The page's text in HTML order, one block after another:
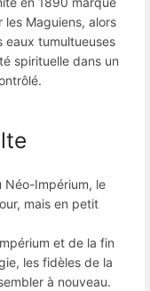
Maguiens, alors
eaux tumultueuses
spirituelle dans un
Néo-Impérium, le
mais en petit
et de la fin
les fidèles de la
à nouveau.